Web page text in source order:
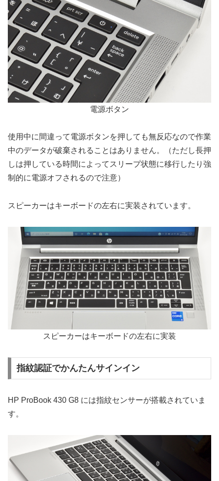
電源ボタン
使用中に間違って電源ボタンを押しても無反応なので作業
中のデータが破棄されることはありません。（ただし長押
しは押している時間によってスリープ状態に移行したり強
制的に電源オフされるので注意）
スピーカーはキーボードの左右に実装されています。
スピーカーはキーボードの左右に実装
指紋認証でかんたんサインイン
HP ProBook 430 G8 には指紋センサーが搭載されていま
す。